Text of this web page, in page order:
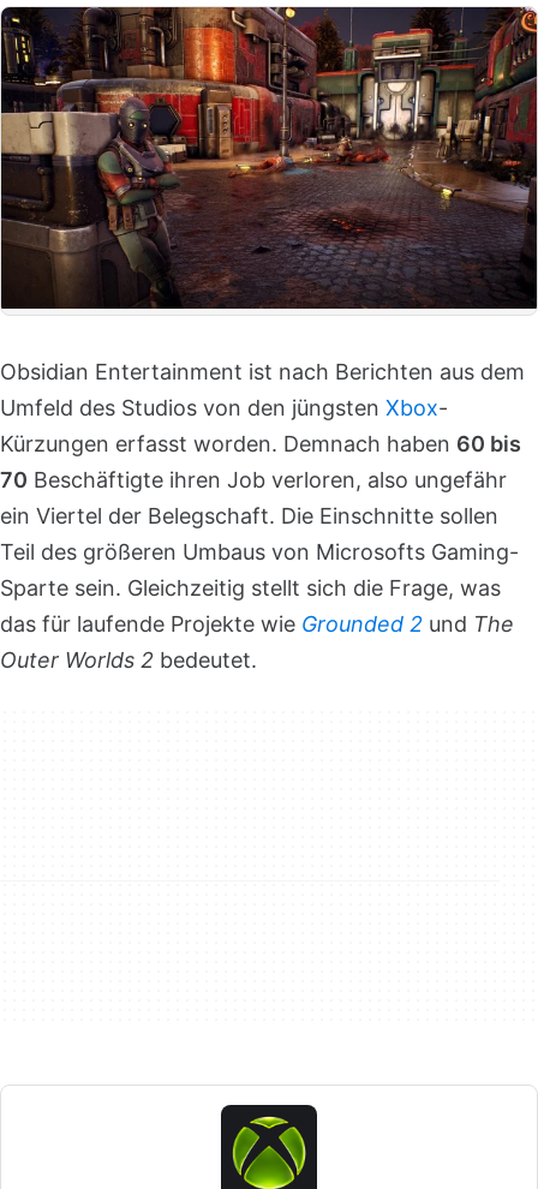
Obsidian Entertainment ist nach Berichten aus dem
Umfeld des Studios von den jüngsten Xbox-
Kürzungen erfasst worden. Demnach haben 60 bis
70 Beschäftigte ihren Job verloren, also ungefähr
ein Viertel der Belegschaft. Die Einschnitte sollen
Teil des größeren Umbaus von Microsofts Gaming-
Sparte sein. Gleichzeitig stellt sich die Frage, was
das für laufende Projekte wie Grounded 2 und The
Outer Worlds 2 bedeutet.